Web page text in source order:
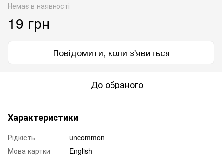
Немає в наявності
19 грн
Повідомити, коли з'явиться
До обраного
Характеристики
Рідкість
uncommon
Мова картки
English